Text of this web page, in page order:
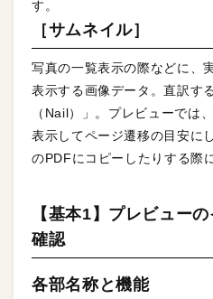
す。
［サムネイル］
写真の一覧表示の際などに、
表示する画像データ。直訳す
（Nail）」。プレビューでは
表示してページ遷移の目安に
のPDFにコピーしたりする際
【基本1】プレビュー
確認
各部名称と機能